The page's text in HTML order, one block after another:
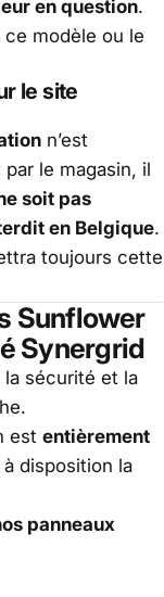
en question.
modèle ou le
le site
n’est
le magasin, il
soit pas
en Belgique.
toujours cette
Sunflower
Synergrid
sécurité et la
est entièrement
disposition la
panneaux